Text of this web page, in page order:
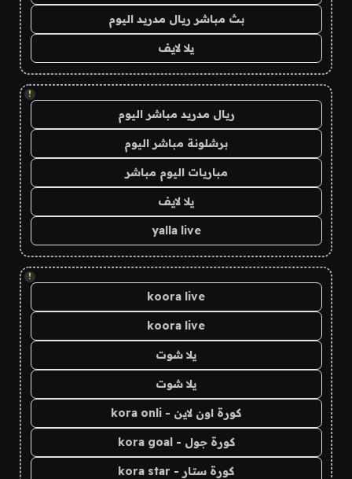
بث مباشر ريال مدريد اليوم
يلا لايف
!
ريال مدريد مباشر اليوم
برشلونة مباشر اليوم
مباريات اليوم مباشر
يلا لايف
yalla live
!
koora live
koora live
يلا شوت
يلا شوت
كورة اون لاين - kora onli
كورة جول - kora goal
كورة ستار - kora star